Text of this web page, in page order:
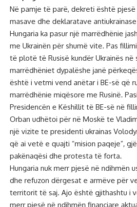
Në pamje të parë, dekreti është
masave dhe deklaratave
Hungaria ka pasur një marrëdhënie
me Ukrainën për shumë vite. Pas
të plotë të Rusisë kundër Ukrainës në
marrëdhëniet dypalëshe janë
është i vetmi vend anëtar i BE-së që
marrëdhënie miqësore me Rusinë.
Presidencën e Këshillit të BE-së në
Orban udhëtoi për në Moskë te
një vizite te presidenti ukrainas
që ai vetë e quajti “mision paqeje”,
pakënaqësi dhe protesta të forta.
Hungaria nuk merr pjesë në ndihmën
dhe refuzon dërgesat e armëve për
territorit të saj. Ajo është gjithashtu i
merr pjesë në ndihmën financiare